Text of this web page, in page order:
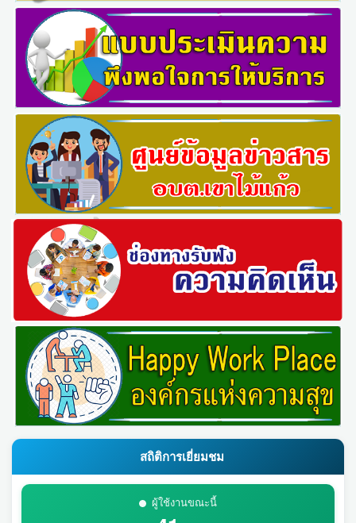
สถิติการเยี่ยมชม
ผู้ใช้งานขณะนี้